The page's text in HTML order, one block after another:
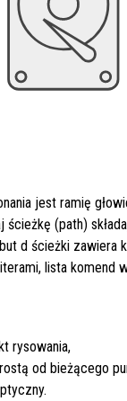
jest ramię
(path)
d ścieżki zawiera
lista komend
rysowania,
od bieżącego